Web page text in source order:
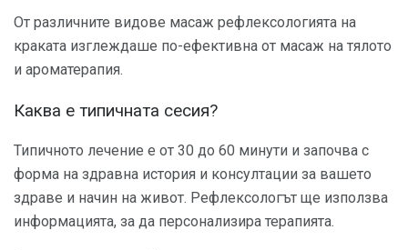
От различните видове масаж рефлексологията на
краката изглеждаше по-ефективна от масаж на тялото
и ароматерапия.
Каква е типичната сесия?
Типичното лечение е от 30 до 60 минути и започва с
форма на здравна история и консултации за вашето
здраве и начин на живот. Рефлексологът ще използва
информацията, за да персонализира терапията.